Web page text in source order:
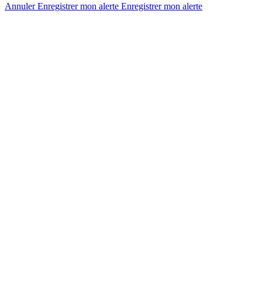
AnnulerEnregistrer mon alerte Enregistrermon alerte